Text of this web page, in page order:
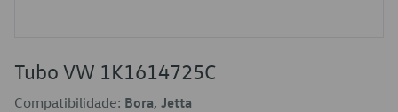
Tubo VW 1K1614725C
Compatibilidade: Bora, Jetta